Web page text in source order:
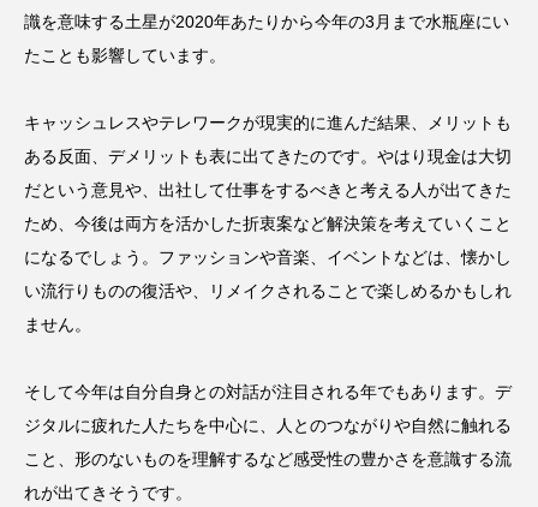
識を意味する土星が2020年あたりから今年の3月まで水瓶座にい
たことも影響しています。
キャッシュレスやテレワークが現実的に進んだ結果、メリットも
ある反面、デメリットも表に出てきたのです。やはり現金は大切
だという意見や、出社して仕事をするべきと考える人が出てきた
ため、今後は両方を活かした折衷案など解決策を考えていくこと
になるでしょう。ファッションや音楽、イベントなどは、懐かし
い流行りものの復活や、リメイクされることで楽しめるかもしれ
ません。
そして今年は自分自身との対話が注目される年でもあります。デ
ジタルに疲れた人たちを中心に、人とのつながりや自然に触れる
こと、形のないものを理解するなど感受性の豊かさを意識する流
れが出てきそうです。